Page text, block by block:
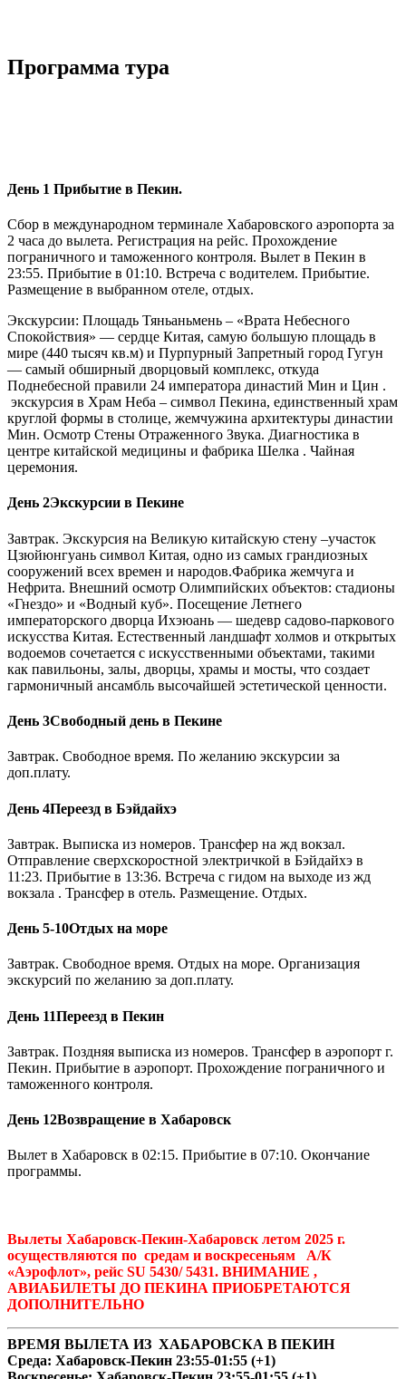
Программа тура
День 1 Прибытие в Пекин.
Сбор в международном терминале Хабаровского аэропорта за
2 часа до вылета. Регистрация на рейс. Прохождение
пограничного и таможенного контроля. Вылет в Пекин в
23:55. Прибытие в 01:10. Встреча с водителем. Прибытие.
Размещение в выбранном отеле, отдых.
Экскурсии: Площадь Тяньаньмень – «Врата Небесного
Спокойствия» — сердце Китая, самую большую площадь в
мире (440 тысяч кв.м) и Пурпурный Запретный город Гугун
— самый обширный дворцовый комплекс, откуда
Поднебесной правили 24 императора династий Мин и Цин .
экскурсия в Храм Неба – символ Пекина, единственный храм
круглой формы в столице, жемчужина архитектуры династии
Мин. Осмотр Стены Отраженного Звука. Диагностика в
центре китайской медицины и фабрика Шелка . Чайная
церемония.
День 2Экскурсии в Пекине
Завтрак. Экскурсия на Великую китайскую стену –участок
Цзюйюнгуань символ Китая, одно из самых грандиозных
сооружений всех времен и народов.Фабрика жемчуга и
Нефрита. Внешний осмотр Олимпийских объектов: стадионы
«Гнездо» и «Водный куб». Посещение Летнего
императорского дворца Ихэюань — шедевр садово-паркового
искусства Китая. Естественный ландшафт холмов и открытых
водоемов сочетается с искусственными объектами, такими
как павильоны, залы, дворцы, храмы и мосты, что создает
гармоничный ансамбль высочайшей эстетической ценности.
День 3Свободный день в Пекине
Завтрак. Свободное время. По желанию экскурсии за
доп.плату.
День 4Переезд в Бэйдайхэ
Завтрак. Выписка из номеров. Трансфер на жд вокзал.
Отправление сверхскоростной электричкой в Бэйдайхэ в
11:23. Прибытие в 13:36. Встреча с гидом на выходе из жд
вокзала . Трансфер в отель. Размещение. Отдых.
День 5-10Отдых на море
Завтрак. Свободное время. Отдых на море. Организация
экскурсий по желанию за доп.плату.
День 11Переезд в Пекин
Завтрак. Поздняя выписка из номеров. Трансфер в аэропорт г.
Пекин. Прибытие в аэропорт. Прохождение пограничного и
таможенного контроля.
День 12Возвращение в Хабаровск
Вылет в Хабаровск в 02:15. Прибытие в 07:10. Окончание
программы.
Вылеты Хабаровск-Пекин-Хабаровск летом 2025 г.
осуществляются по средам и воскресеньям А/К
«Аэрофлот», рейс SU 5430/ 5431. ВНИМАНИЕ ,
АВИАБИЛЕТЫ ДО ПЕКИНА ПРИОБРЕТАЮТСЯ
ДОПОЛНИТЕЛЬНО
ВРЕМЯ ВЫЛЕТА ИЗ ХАБАРОВСКА В ПЕКИН
Среда: Хабаровск-Пекин 23:55-01:55 (+1)